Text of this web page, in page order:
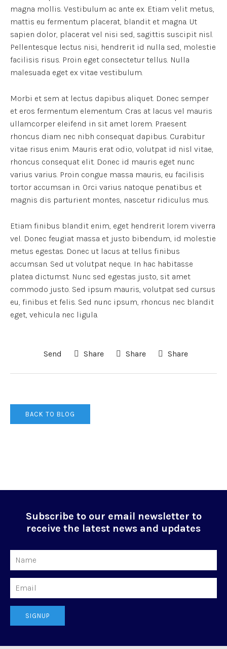
magna mollis. Vestibulum ac ante ex. Etiam velit metus,
mattis eu fermentum placerat, blandit et magna. Ut
sapien dolor, placerat vel nisi sed, sagittis suscipit nisl.
Pellentesque lectus nisi, hendrerit id nulla sed, molestie
facilisis risus. Proin eget consectetur tellus. Nulla
malesuada eget ex vitae vestibulum.
Morbi et sem at lectus dapibus aliquet. Donec semper
et eros fermentum elementum. Cras at lacus vel mauris
ullamcorper eleifend in sit amet lorem. Praesent
rhoncus diam nec nibh consequat dapibus. Curabitur
vitae risus enim. Mauris erat odio, volutpat id nisl vitae,
rhoncus consequat elit. Donec id mauris eget nunc
varius varius. Proin congue massa mauris, eu facilisis
tortor accumsan in. Orci varius natoque penatibus et
magnis dis parturient montes, nascetur ridiculus mus.
Etiam finibus blandit enim, eget hendrerit lorem viverra
vel. Donec feugiat massa et justo bibendum, id molestie
metus egestas. Donec ut lacus at tellus finibus
accumsan. Sed ut volutpat neque. In hac habitasse
platea dictumst. Nunc sed egestas justo, sit amet
commodo justo. Sed ipsum mauris, volutpat sed cursus
eu, finibus et felis. Sed nunc ipsum, rhoncus nec blandit
eget, vehicula nec ligula.
Send Share Share Share
BACK TO BLOG
Subscribe to our email newsletter to
receive the latest news and updates
SIGNUP